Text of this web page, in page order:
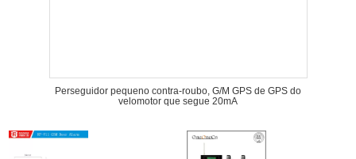
Perseguidor pequeno contra-roubo, G/M GPS de GPS do
velomotor que segue 20mA